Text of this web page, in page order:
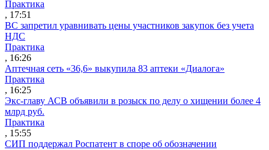
Практика
, 17:51
ВС запретил уравнивать цены участников закупок без учета
НДС
Практика
, 16:26
Аптечная сеть «36,6» выкупила 83 аптеки «Диалога»
Практика
, 16:25
Экс-главу АСВ объявили в розыск по делу о хищении более 4
млрд руб.
Практика
, 15:55
СИП поддержал Роспатент в споре об обозначении